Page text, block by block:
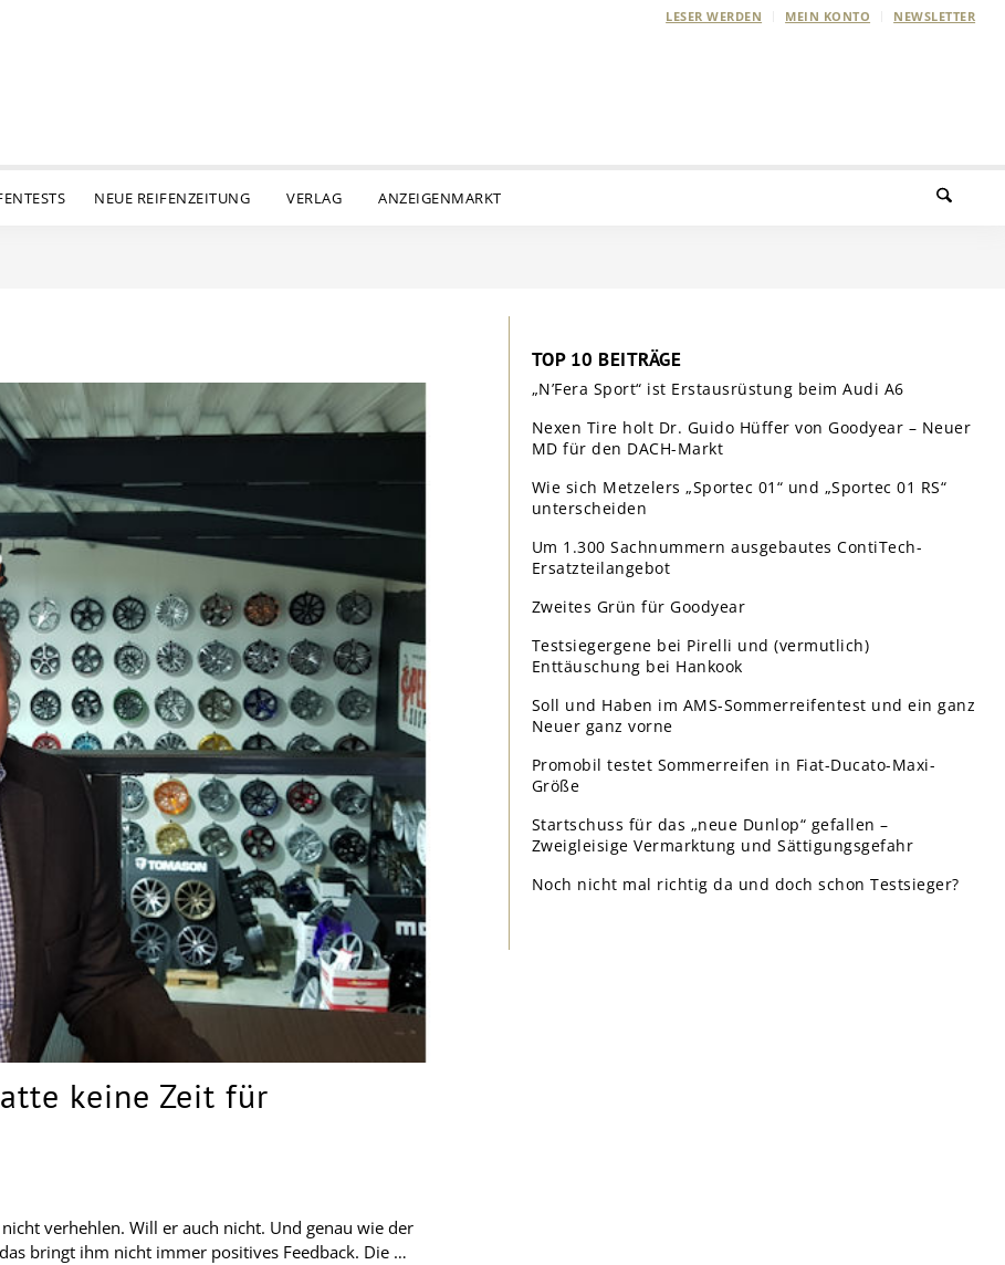
LESER WERDEN MEIN KONTO NEWSLETTER
NEUE REIFENZEITUNG VERLAG ANZEIGENMARKT
keine Zeit für
verhehlen. Will er auch nicht. Und genau wie der
bringt ihm nicht immer positives Feedback. Die …
TOP 10 BEITRÄGE
„N’Fera Sport“ ist Erstausrüstung beim Audi A6
Nexen Tire holt Dr. Guido Hüffer von Goodyear – Neuer
MD für den DACH-Markt
Wie sich Metzelers „Sportec 01“ und „Sportec 01 RS“
unterscheiden
Um 1.300 Sachnummern ausgebautes ContiTech-
Ersatzteilangebot
Zweites Grün für Goodyear
Testsiegergene bei Pirelli und (vermutlich)
Enttäuschung bei Hankook
Soll und Haben im AMS-Sommerreifentest und ein ganz
Neuer ganz vorne
Promobil testet Sommerreifen in Fiat-Ducato-Maxi-
Größe
Startschuss für das „neue Dunlop“ gefallen –
Zweigleisige Vermarktung und Sättigungsgefahr
Noch nicht mal richtig da und doch schon Testsieger?